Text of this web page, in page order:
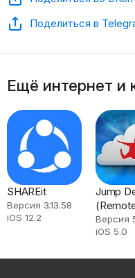
Поделиться в
Ещё интернет и
SHAREit
Версия 3.13.58
iOS 12.2
Jump
/ VNC
Версия
iOS 5.0